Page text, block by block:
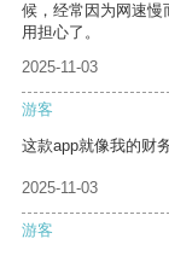
候，经常因为网速慢
用担心了。
2025-11-03
游客
这款app就像我的财
2025-11-03
游客